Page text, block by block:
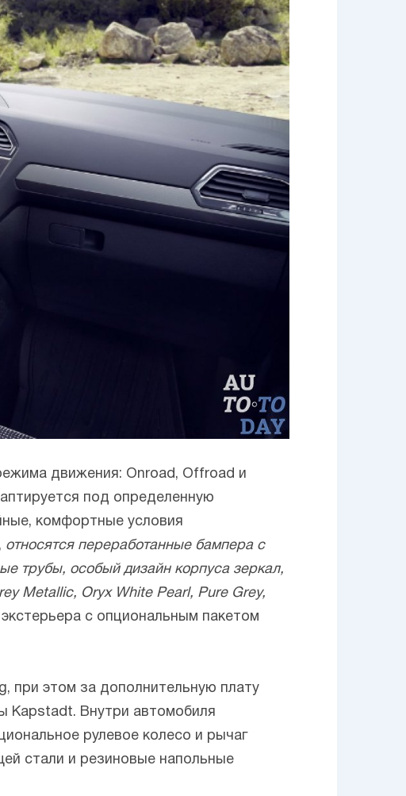
движения: Onroad, Offroad и
под определенную
комфортные условия
относятся переработанные бампера с
трубы, особый дизайн корпуса зеркал,
Metallic, Oryx White Pearl, Pure Grey,
с опциональным пакетом
при этом за дополнительную плату
Kapstadt. Внутри автомобиля
рулевое колесо и рычаг
стали и резиновые напольные